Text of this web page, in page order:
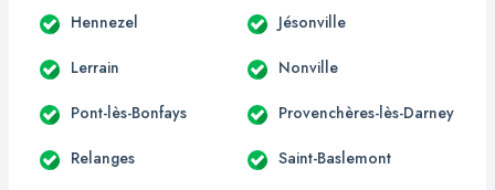
Hennezel Jésonville
Lerrain Nonville
Pont-lès-Bonfays Provenchères-lès-Darney
Relanges Saint-Baslemont